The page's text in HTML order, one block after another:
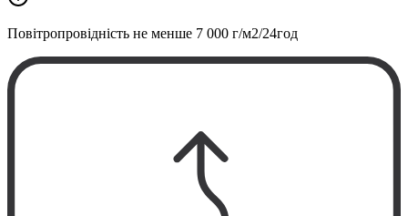
Повітропровідність не менше 7 000 г/м2/24год